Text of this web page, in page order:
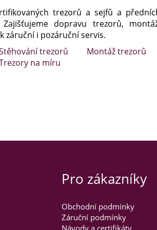
trezorů a sejfů a
dopravu trezorů,
záruční i pozáruční servis.
trezorů
Montáž trezorů
na míru
Pro zákazníky
Obchodní podmínky
Záruční podmínky
Návody a certifikáty